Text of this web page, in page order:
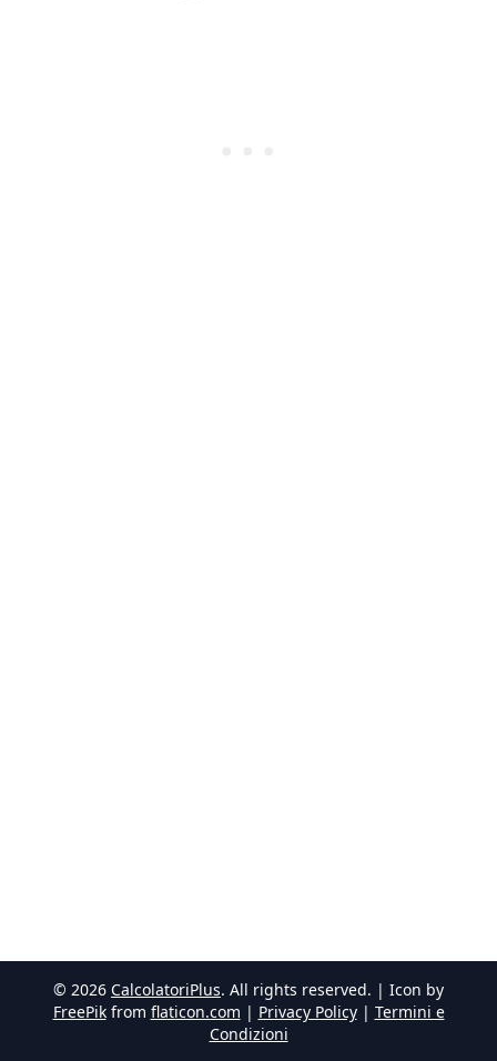
© 2026 CalcolatoriPlus. All rights reserved. | Icon by
FreePik from flaticon.com | Privacy Policy| Termini e
Condizioni